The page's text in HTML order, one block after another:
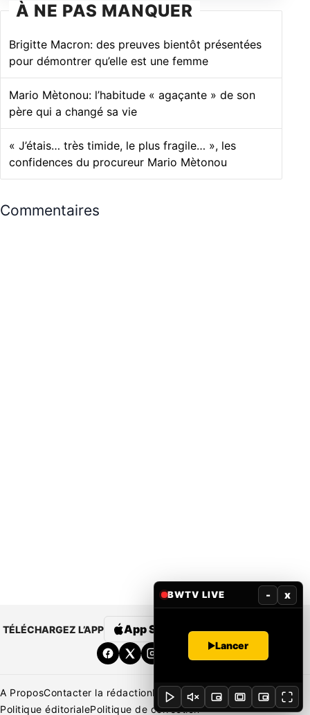
À NE PAS MANQUER
Brigitte Macron: des preuves bientôt présentées
pour démontrer qu’elle est une femme
Mario Mètonou: l’habitude « agaçante » de son
père qui a changé sa vie
« J’étais… très timide, le plus fragile… », les
confidences du procureur Mario Mètonou
Commentaires
TÉLÉCHARGEZ L’APP App Store Google Play
A ProposContacter la rédactionRédaction
Mentions légales
Politique éditorialePolitique de correction
BWTV LIVE - x
Lancer